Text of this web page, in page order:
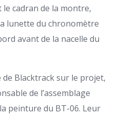
cadran de la montre,
lunette du chronomètre
avant de la nacelle du
Blacktrack sur le projet,
de l’assemblage
peinture du BT-06. Leur